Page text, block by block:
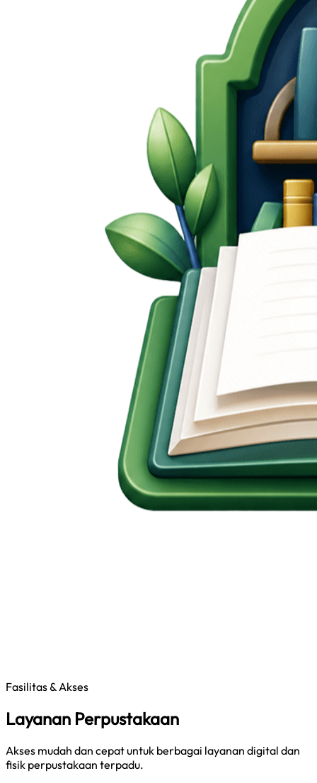
Fasilitas & Akses
Layanan Perpustakaan
Akses mudah dan cepat untuk berbagai layanan digital dan
fisik perpustakaan terpadu.